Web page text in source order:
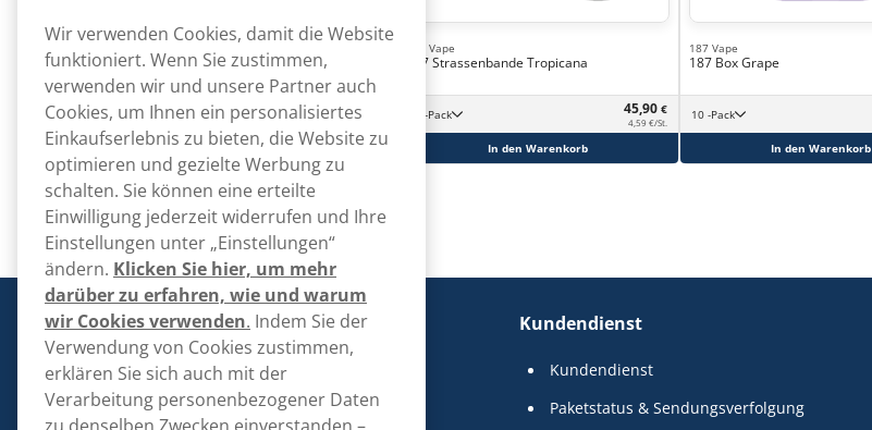
187 Strassenbande Beach Vibez
10 -Pack 45,90
4,59 €/St.
In den Warenkorb
187 Vape
187 Strassenbande Tropicana
10 -Pack 45,90 €
4,59 €/St.
In den Warenkorb
187 Vape
187 Box Grape
10 -Pack
In den Warenkorb
VapeGlobe Kundendienst
Kundendienst
Paketstatus & Sendungsverfolgung
Wir verwenden Cookies, damit die Website
funktioniert. Wenn Sie zustimmen,
verwenden wir und unsere Partner auch
Cookies, um Ihnen ein personalisiertes
Einkaufserlebnis zu bieten, die Website zu
optimieren und gezielte Werbung zu
schalten. Sie können eine erteilte
Einwilligung jederzeit widerrufen und Ihre
Einstellungen unter „Einstellungen“
ändern. Klicken Sie hier, um mehr
darüber zu erfahren, wie und warum
wir Cookies verwenden. Indem Sie der
Verwendung von Cookies zustimmen,
erklären Sie sich auch mit der
Verarbeitung personenbezogener Daten